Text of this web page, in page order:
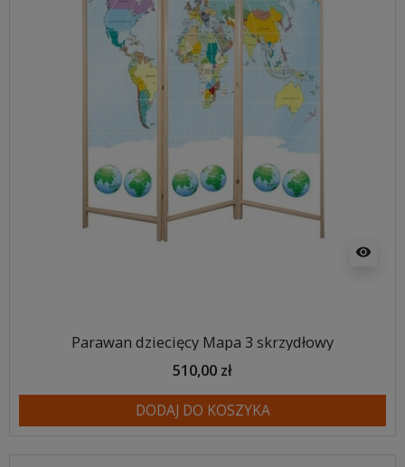
visibility
Parawan dziecięcy Mapa 3 skrzydłowy
510,00 zł
DODAJ DO KOSZYKA